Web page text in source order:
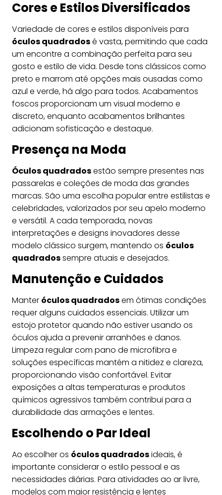
Cores e Estilos Diversificados
Variedade de cores e estilos disponíveis para
óculos quadradosé vasta, permitindo que cada
um encontre a combinação perfeita para seu
gosto e estilo de vida. Desde tons clássicos como
preto e marrom até opções mais ousadas como
azul e verde, há algo para todos. Acabamentos
foscos proporcionam um visual moderno e
discreto, enquanto acabamentos brilhantes
adicionam sofisticação e destaque.
Presença na Moda
Óculos quadradosestão sempre presentes nas
passarelas e coleções de moda das grandes
marcas. São uma escolha popular entre estilistas e
celebridades, valorizados por seu apelo moderno
e versátil. A cada temporada, novas
interpretações e designs inovadores desse
modelo clássico surgem, mantendo os óculos
quadradossempre atuais e desejados.
Manutenção e Cuidados
Manter óculos quadradosem ótimas condições
requer alguns cuidados essenciais. Utilizar um
estojo protetor quando não estiver usando os
óculos ajuda a prevenir arranhões e danos.
Limpeza regular com pano de microfibra e
soluções específicas mantém a nitidez e clareza,
proporcionando visão confortável. Evitar
exposições a altas temperaturas e produtos
químicos agressivos também contribui para a
durabilidade das armações e lentes.
Escolhendo o Par Ideal
Ao escolher os óculos quadradosideais, é
importante considerar o estilo pessoal e as
necessidades diárias. Para atividades ao ar livre,
modelos com maior resistência e lentes